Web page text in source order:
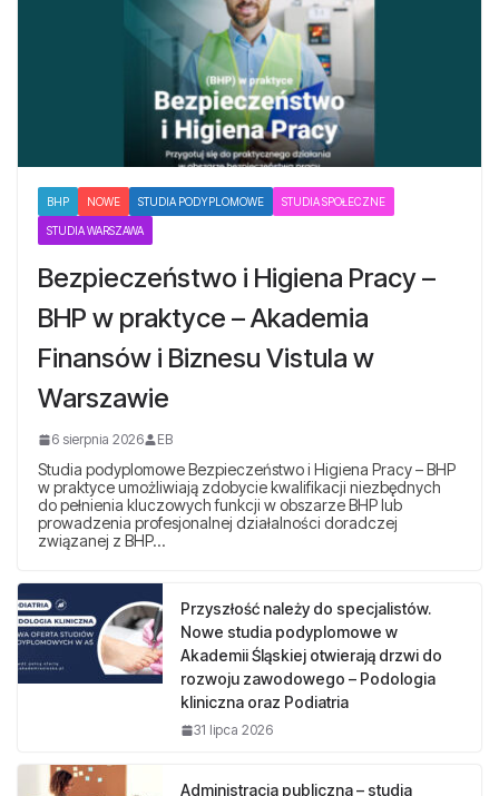
BHP NOWE STUDIA PODYPLOMOWE STUDIA SPOŁECZNE
STUDIA WARSZAWA
Bezpieczeństwo i Higiena Pracy –
BHP w praktyce – Akademia
Finansów i Biznesu Vistula w
Warszawie
6 sierpnia 2026 EB
Studia podyplomowe Bezpieczeństwo i Higiena Pracy – BHP
w praktyce umożliwiają zdobycie kwalifikacji niezbędnych
do pełnienia kluczowych funkcji w obszarze BHP lub
prowadzenia profesjonalnej działalności doradczej
związanej z BHP…
Przyszłość należy do specjalistów.
Nowe studia podyplomowe w
Akademii Śląskiej otwierają drzwi do
rozwoju zawodowego – Podologia
kliniczna oraz Podiatria
31 lipca 2026
Administracja publiczna – studia